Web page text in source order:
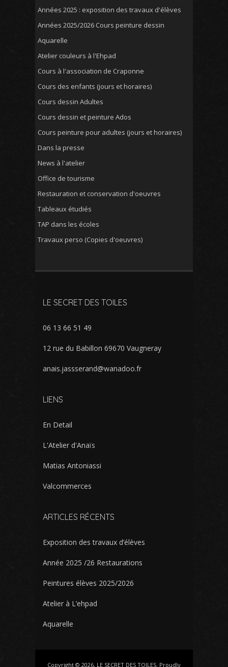
Années 2025 : exposition des travaux d'élèves
Années 2025/2026 Cours peinture dessin
Aquarelle
Atelier couleurs à l'Ehpad
Cours à l'association de Craponne
Cours des enfants (jours et horaires)
Cours dessin Adultes
Cours dessin et peinture Ados
Cours peinture pour adultes (jours et horaires)
Dans la presse
News à l'atelier
Office de tourisme
Restauration et conservation d'oeuvres
Tableaux étudiés
TAP dans les écoles
Travaux perso (Copies d'oeuvres)
LE SECRET DES TOILES
06 13 66 51 49
12 rue du Babillon 69670 Vaugneray
anais.jassserand@wanadoo.fr
LIENS
En Detail
L'Atelier d'Anaïs
Matias Antoniassi
Valcommerces
ARTICLES RÉCENTS
Exposition des travaux d’élèves
Année 2025 /26 Restaurations
Peintures élèves 2025/2026
Atelier à L’ehpad
Aquarelle
Copyright © 2026, LE SECRET DES TOILES. Proudly